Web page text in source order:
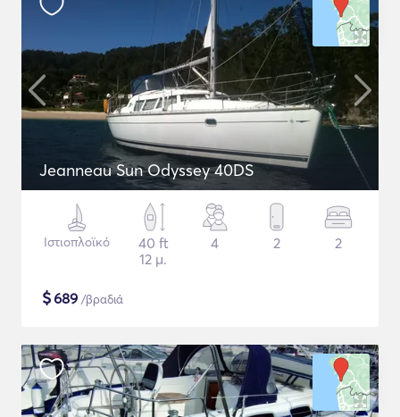
Jeanneau Sun Odyssey 40DS
Ιστιοπλοϊκό
40 ft
12 μ.
4 2 2
$689 /βραδιά